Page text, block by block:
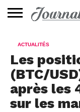
📰
EVALUATION
GUIDE
TENDANCES
À
CONTACTEZ-
ACTUALITÉS
Les
(BTC/
après les
sur les